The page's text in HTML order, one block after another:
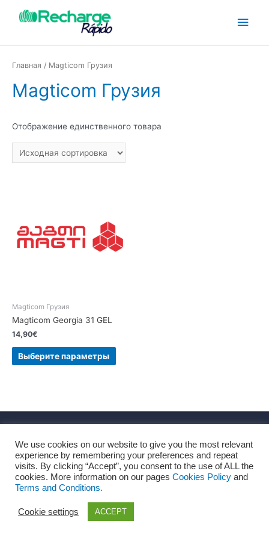
Главная / Magticom Грузия
Magticom Грузия
Отображение единственного товара
Magticom Грузия
Magticom Georgia 31 GEL
14,90€
Выберите параметры
Политика конфиденциальности
Политика файлов Cookie
Официальное уведомление
Блог Контакты
Copyright © 2026
We use cookies on our website to give you the most relevant
experience by remembering your preferences and repeat
visits. By clicking “Accept”, you consent to the use of ALL the
cookies. More information on our pages Cookies Policy and
Terms and Conditions.
Cookie settings ACCEPT